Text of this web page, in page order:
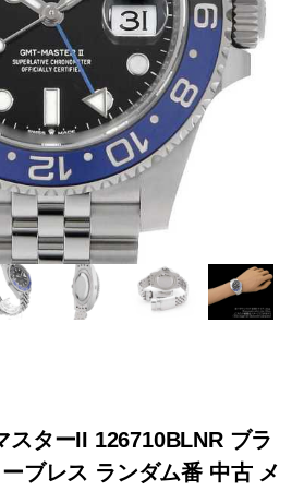
ウブロ カルティエ
スターII 126710BLNR ブラ
ブレス ランダム番 中古 メ